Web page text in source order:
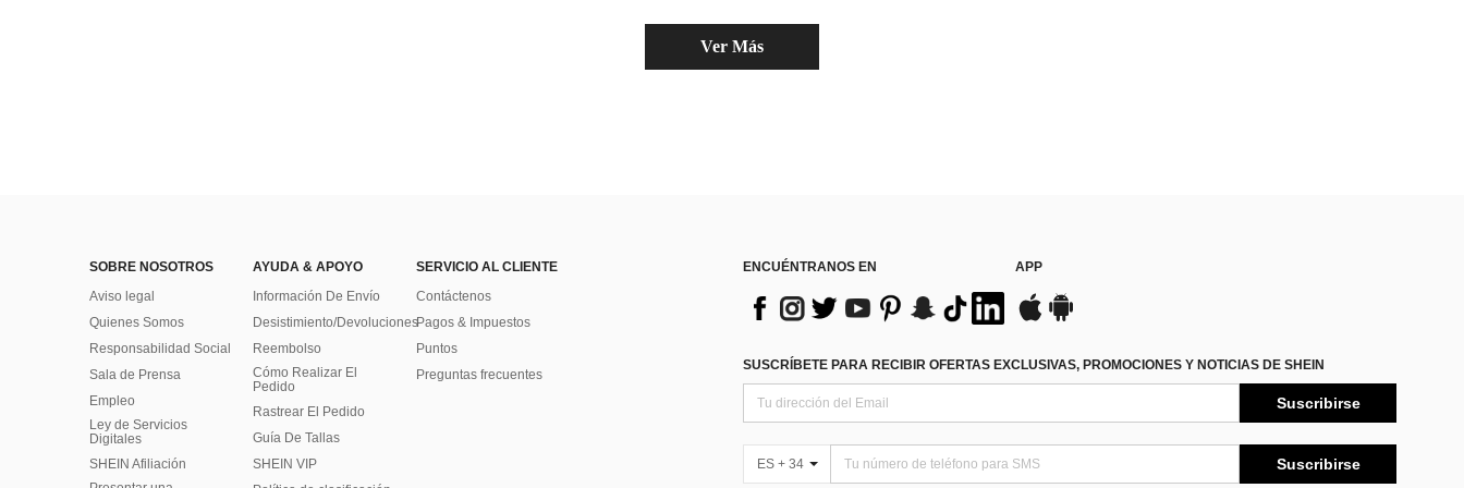
Ver Más
SOBRE NOSOTROS
Aviso legal
Quienes Somos
Responsabilidad Social
Sala de Prensa
Empleo
Ley de Servicios
Digitales
SHEIN Afiliación
AYUDA & APOYO
Información De Envío
Desistimiento/Devoluciones
Reembolso
Cómo Realizar El
Pedido
Rastrear El Pedido
Guía De Tallas
SHEIN VIP
SERVICIO AL CLIENTE
Contáctenos
Pagos & Impuestos
Puntos
Preguntas frecuentes
ENCUÉNTRANOS EN APP
SUSCRÍBETE PARA RECIBIR OFERTAS EXCLUSIVAS, PROMOCIONES Y NOTICIAS DE SHEIN
Suscribirse
ES + 34 Suscribirse